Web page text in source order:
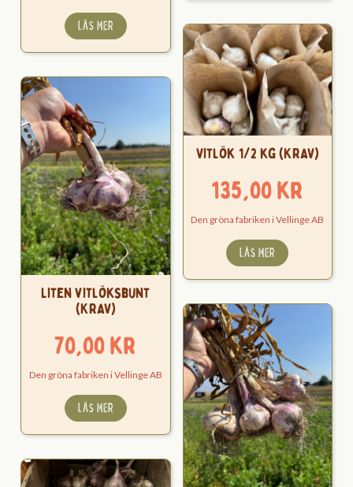
LÄS MER
Vitlök 1/2 kg (KRAV)
135,00kr
Den gröna fabriken i Vellinge AB
LÄS MER
Liten vitlöksbunt
(KRAV)
70,00kr
Den gröna fabriken i Vellinge AB
LÄS MER